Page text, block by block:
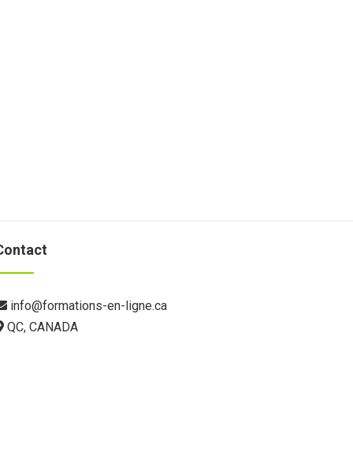
info@formations-en-ligne.ca
QC, CANADA